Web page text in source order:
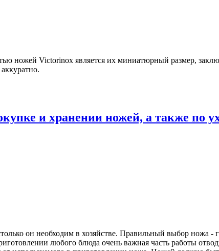
ножей Victorinox является их миниатюрный размер,
и хранении ножей, а также по
он необходим в хозяйстве. Правильный выбор ножа
любого блюда очень важная часть работы